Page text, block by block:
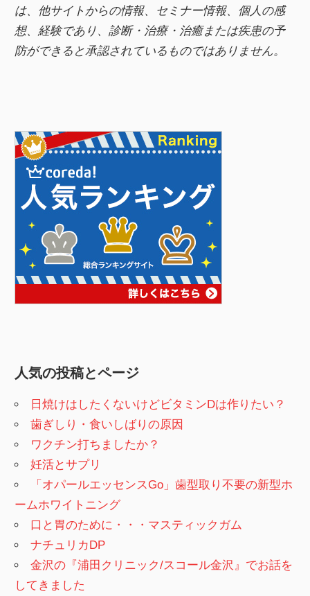
は、他サイトからの情報、セミナー情報、 個人の感
想、経験であり、診断・治療・治癒または疾患の予
防ができると承認されているものではありません。
人気の投稿とページ
日焼けはしたくないけどビタミンDは作りたい？
歯ぎしり・食いしばりの原因
ワクチン打ちましたか？
妊活とサプリ
「オパールエッセンスGo」歯型取り不要の新型ホ
ームホワイトニング
口と胃のために・・・マスティックガム
ナチュリカDP
金沢の『浦田クリニック/スコール金沢』でお話を
してきました